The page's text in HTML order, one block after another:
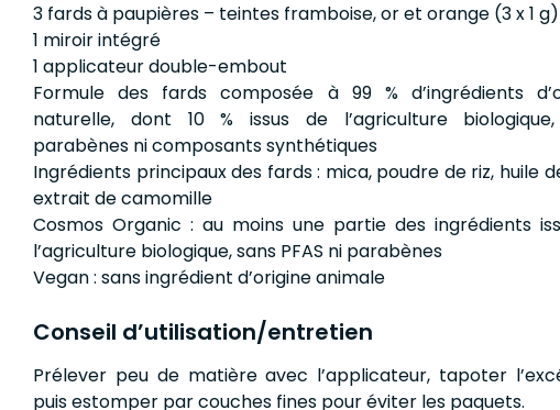
3 fards à paupières – teintes framboise, or et orange (3 x 1 g)
1 miroir intégré
1 applicateur double-embout
Formule des fards composée à 99 % d’ingrédients
naturelle, dont 10 % issus de l’agriculture
parabènes ni composants synthétiques
Ingrédients principaux des fards : mica, poudre de riz, huile
extrait de camomille
Cosmos Organic : au moins une partie des ingrédients
l’agriculture biologique, sans PFAS ni parabènes
Vegan : sans ingrédient d’origine animale
Conseil d’utilisation/entretien
Prélever peu de matière avec l’applicateur, tapoter
puis estomper par couches fines pour éviter les paquets.